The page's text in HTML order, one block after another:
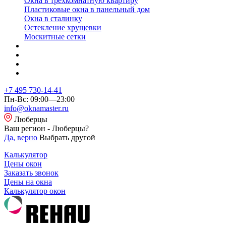
Пластиковые окна в панельный дом
Окна в сталинку
Остекление хрущевки
Москитные сетки
+7 495 730-14-41
Пн-Вс: 09:00—23:00
info@oknamaster.ru
Люберцы
Ваш регион - Люберцы?
Да, верно Выбрать другой
Калькулятор
Цены окон
Заказать звонок
Цены на окна
Калькулятор окон